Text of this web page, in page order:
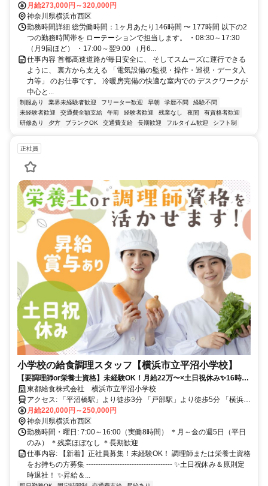
月給273,000円～320,000円
神奈川県横浜市西区
勤務時間詳細 総労働時間：1ヶ月あたり146時間 〜 177時間 以下の2
つの勤務時間帯を ローテーションで担当します。 ・08:30～17:30
（月9回ほど） ・17:00～翌9:00 （月6...
仕事内容 首都高速道路が毎日安全に、 そしてスムーズに運行できる
ように、 裏方から支える 「電気設備の監視・操作・巡視・データ入
力等」 のお仕事です。 冷暖房完備の快適な室内での デスクワークが
中心と...
制服あり 業界未経験者歓迎 フリーター歓迎 早朝 学歴不問
経験不問
未経験者歓迎
交通費全額支給 午前 経験者歓迎 残業なし 夜間
有資格者歓迎
研修あり
夕方 ブランクOK 交通費支給 長期歓迎 フルタイム歓迎 シフト制
正社員
小学校の給食調理スタッフ【横浜市立平沼小学校】
【要調理師or栄養士資格】未経験OK！月給22万〜×土日祝休み✨16時退
社・残業ほぼなしで家事・子育てと両立✨✅昇給あり✅賞与あり
東都給食株式会社 横浜市立平沼小学校
アクセス: 「平沼橋駅」より徒歩3分 「戸部駅」より徒歩5分 「横浜
駅」より徒歩13分
月給220,000円～250,000円
神奈川県横浜市西区
勤務時間・曜日: 7:00～16:00（実働8時間） ＊月～金の週5日（平日
のみ） ＊残業ほぼなし ＊長期歓迎
仕事内容: 【新着】正社員募集！未経験OK！ 調理師または栄養士資格
をお持ちの方募集 ------------------------------------ ✨土日祝休み＆原則定
時退社！ ✨昇給＆...